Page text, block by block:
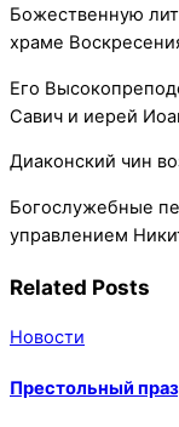
Божественную
храме
Его
Савич и иерей
Диаконский чин
Богослужебные
управлением
Related Posts
Новости
Престольный